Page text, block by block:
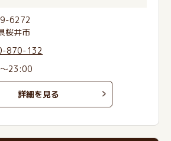
6272
桜井市
870-132
23:00
詳細を見る